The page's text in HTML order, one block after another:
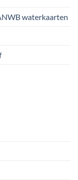
waterkaarten